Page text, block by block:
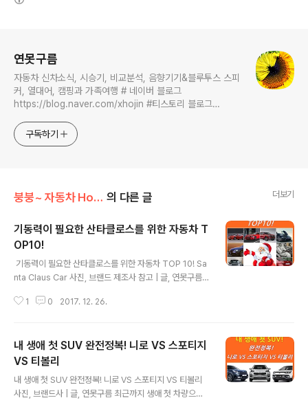
연못구름
자동차 신차소식, 시승기, 비교분석, 음향기기&블루투스 스피
커, 열대어, 캠핑과 가족여행 # 네이버 블로그
https://blog.naver.com/xhojin #티스토리 블로그
https://www.youtube.com/c/연못구름 콜라보 문의는
xhojin@naver.com 으로 주시면 신속하게 답변 드리겠습니
구독하기
붕붕~ 자동차 Hot 이슈 의 다른 글 더보기
기동력이 필요한 산타클로스를 위한 자동차 T
OP10!
​​​ 기동력이 필요한 산타클로스를 위한 자동차 TOP 10! Sa
nta Claus Car 사진, 브랜드 제조사 참고 | 글, 연못구름
은 비가 눈으로 변하면서 오랜만에 화이트 크리스마스를
되어서도 여전히 신비롭고 재미있는 이야기라고 생각합니
다. 만약 산타클로스가 순록이 아닌 자동차에 썰매를 매달
고 나타난다면 어떤 자동차를 이용할까요?​ 지금과 같은 크
리스마스에 산타클로스에게 가장 필요한 건 "스피드" 라고
생각합니다. ​ 산타클로스를 위한 자동차 TOP 10! 1. Lam
1 0 2017. 12. 26.
내 생애 첫 SUV 완전정복! 니로 VS 스포티지
VS 티볼리
내 생애 첫 SUV 완전정복! 니로 VS 스포티지 VS 티볼리
사진, 브랜드사 | 글, 연못구름 최근까지 생애 첫 차량으로